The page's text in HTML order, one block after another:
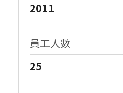
2011
員工人數
25